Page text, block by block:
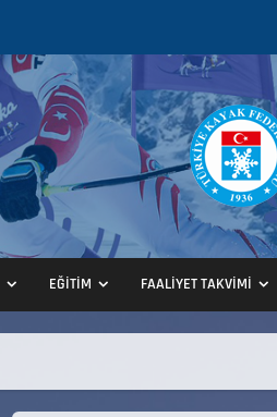
EĞİTİM FAALİYET TAKVİMİ
2
ANALİG